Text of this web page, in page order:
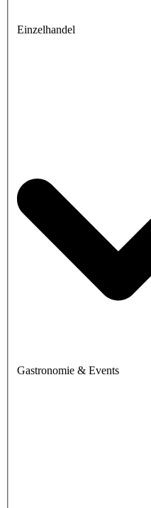
Einzelhandel
Gastronomie & Events